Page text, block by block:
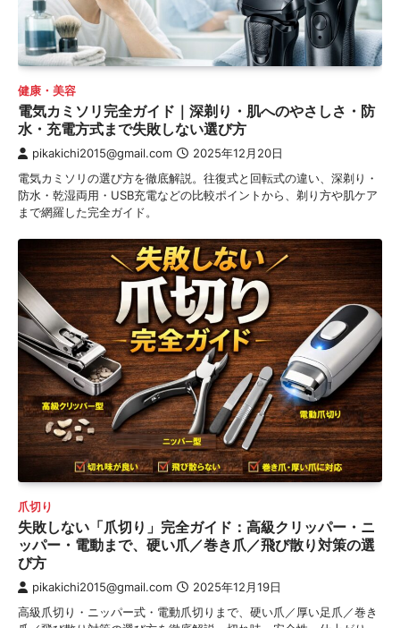
健康・美容
電気カミソリ完全ガイド｜深剃り・肌へのやさしさ・防
水・充電方式まで失敗しない選び方
pikakichi2015@gmail.com 2025年12月20日
電気カミソリの選び方を徹底解説。往復式と回転式の違い、深剃り・
防水・乾湿両用・USB充電などの比較ポイントから、剃り方や肌ケア
まで網羅した完全ガイド。
爪切り
失敗しない「爪切り」完全ガイド：高級クリッパー・ニ
ッパー・電動まで、硬い爪／巻き爪／飛び散り対策の選
び方
pikakichi2015@gmail.com 2025年12月19日
高級爪切り・ニッパー式・電動爪切りまで、硬い爪／厚い足爪／巻き